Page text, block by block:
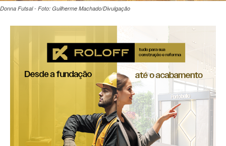
Donna Futsal - Foto: Guilherme Machado/Divulgação